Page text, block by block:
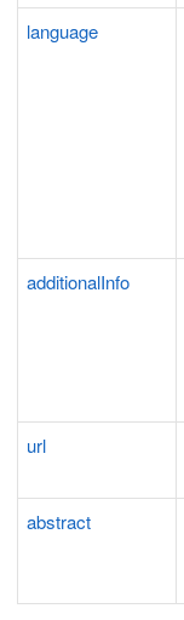
language
additionalInfo
url
abstract